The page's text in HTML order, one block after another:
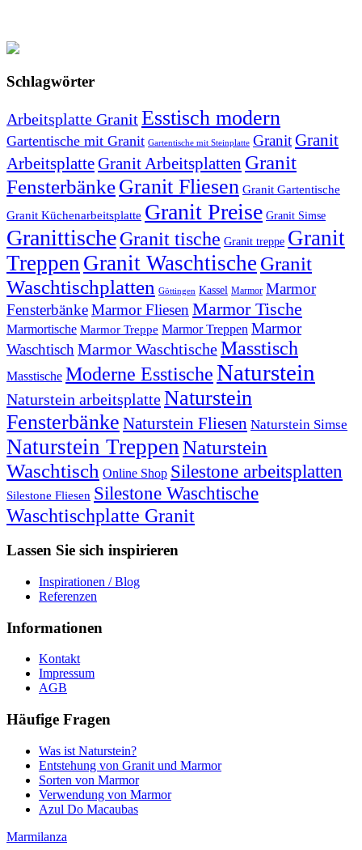
Schlagwörter
Arbeitsplatte GranitEsstisch modern
Gartentische mit Granit Gartentische mit Steinplatte GranitGranit
ArbeitsplatteGranit Arbeitsplatten Granit
FensterbänkeGranit Fliesen Granit Gartentische
Granit Küchenarbeitsplatte Granit Preise Granit Simse
GranittischeGranit tische Granit treppe Granit
Treppen Granit Waschtische Granit
Waschtischplatten Göttingen Kassel Marmor Marmor
FensterbänkeMarmor Fliesen Marmor Tische
Marmortische Marmor Treppe Marmor Treppen Marmor
Waschtisch Marmor WaschtischeMasstisch
Masstische Moderne EsstischeNaturstein
Naturstein arbeitsplatteNaturstein
Fensterbänke Naturstein Fliesen Naturstein Simse
Naturstein Treppen Naturstein
Waschtisch Online Shop Silestone arbeitsplatten
Silestone Fliesen Silestone Waschtische
Waschtischplatte Granit
Lassen Sie sich inspirieren
Inspirationen / Blog
Referenzen
Informationen
Kontakt
Impressum
AGB
Häufige Fragen
Was ist Naturstein?
Entstehung von Granit und Marmor
Sorten von Marmor
Verwendung von Marmor
Azul Do Macaubas
Marmilanza